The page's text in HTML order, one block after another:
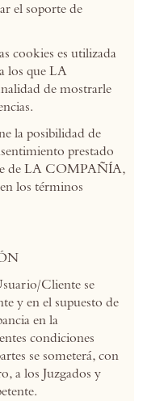
el soporte de
cookies es utilizada
los que LA
de mostrarle
la posibilidad de
prestado
de LA COMPAÑÍA,
los términos
Cliente se
y en el supuesto de
en la
condiciones
se someterá, con
a los Juzgados y